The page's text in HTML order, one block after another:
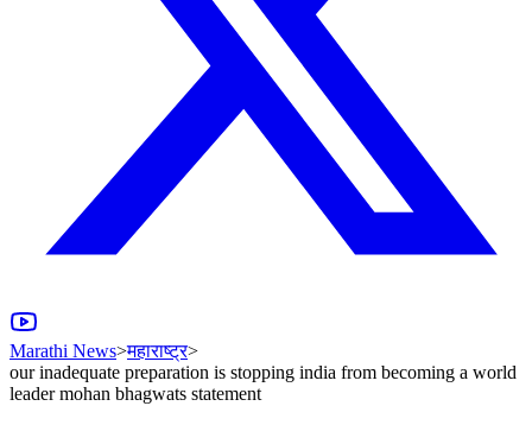
Marathi News>महाराष्ट्र>
our inadequate preparation is stopping india from becoming a world
leader mohan bhagwats statement